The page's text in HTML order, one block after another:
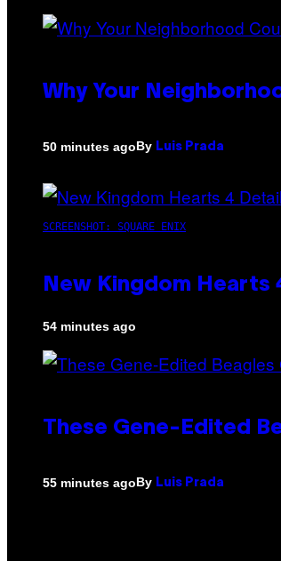
Why Your
50 minutes agoBy Luis Prada
SCREENSHOT: SQUARE ENIX
New Kingdom Hearts
54 minutes ago
These Gene-Edited
55 minutes agoBy Luis Prada